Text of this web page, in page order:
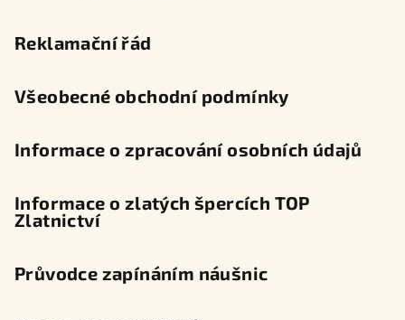
Reklamační řád
Všeobecné obchodní podmínky
Informace o zpracování osobních údajů
Informace o zlatých špercích TOP
Zlatnictví
Průvodce zapínáním náušnic